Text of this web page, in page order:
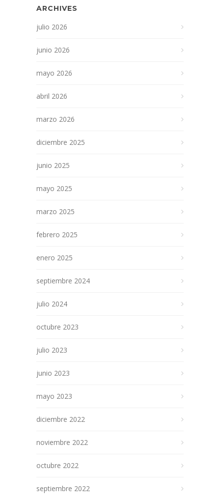
ARCHIVES
julio 2026
junio 2026
mayo 2026
abril 2026
marzo 2026
diciembre 2025
junio 2025
mayo 2025
marzo 2025
febrero 2025
enero 2025
septiembre 2024
julio 2024
octubre 2023
julio 2023
junio 2023
mayo 2023
diciembre 2022
noviembre 2022
octubre 2022
septiembre 2022